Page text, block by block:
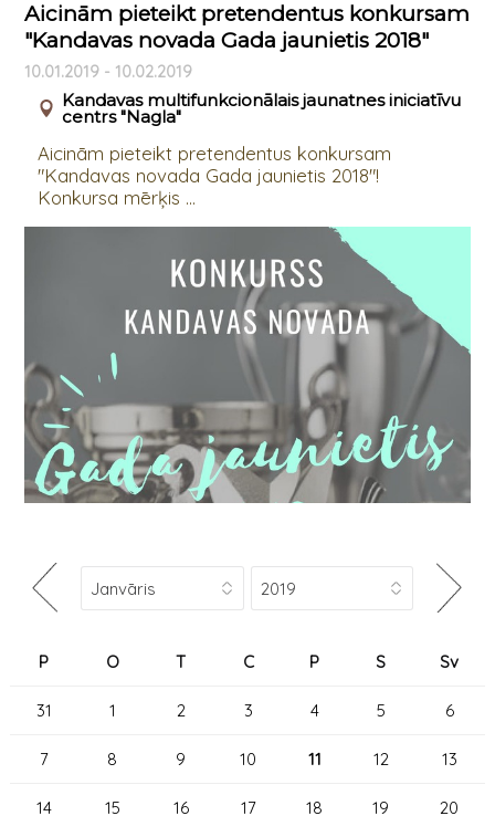
Aicinām pieteikt pretendentus konkursam
"Kandavas novada Gada jaunietis 2018"
10.01.2019 - 10.02.2019
Kandavas multifunkcionālais jaunatnes iniciatīvu
centrs "Nagla"
Aicinām pieteikt pretendentus konkursam
"Kandavas novada Gada jaunietis 2018"!
Konkursa mērķis ...
P O T C P S Sv
31 1 2 3 4 5 6
7 8 9 10 11 12 13
14 15 16 17 18 19 20